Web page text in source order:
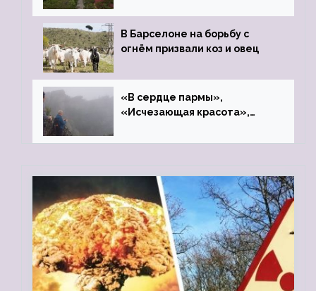
В Барселоне на борьбу с
огнём призвали коз и овец
«В сердце пармы»,
«Исчезающая красота»,